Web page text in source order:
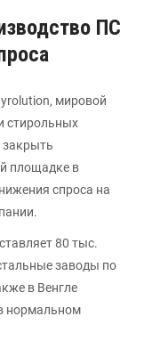
ПС
мировой
стирольных
закрыть
площадке в
спроса на
80 тыс.
заводы по
в Венгле
нормальном